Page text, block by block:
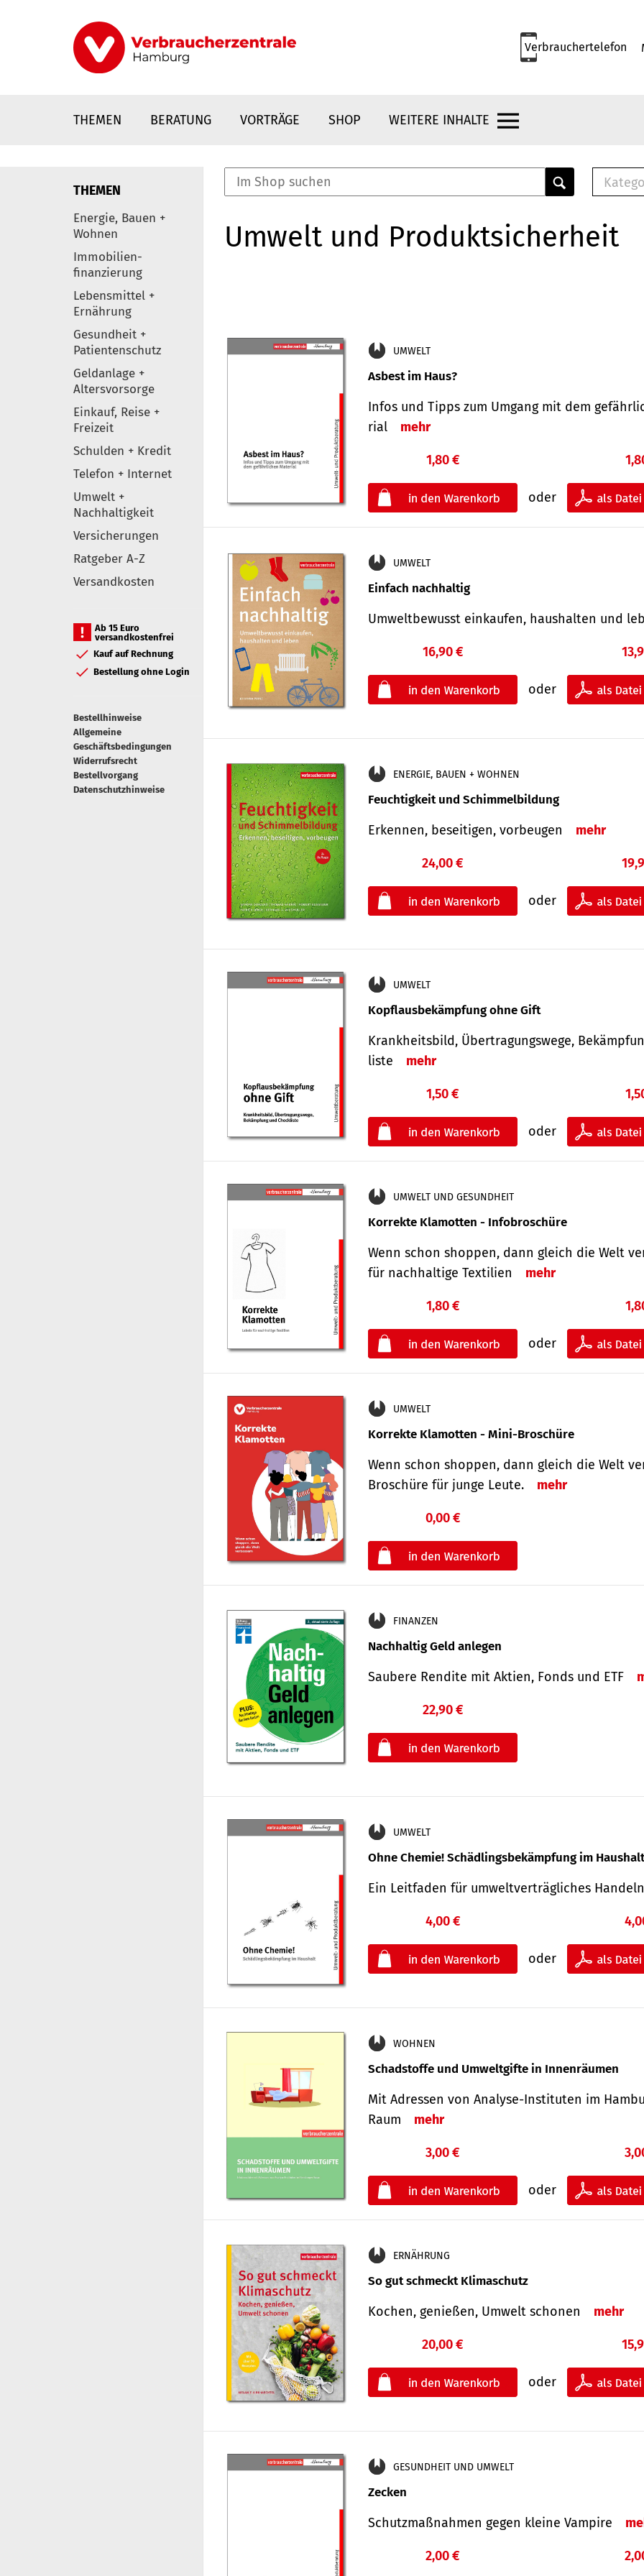
Verbrauchertelefon
THEMEN BERATUNG VORTRÄGE SHOP WEITERE INHALTE
Elemente
THEMEN
Energie, Bauen +
Wohnen
Immobilien-
finanzierung
Lebensmittel +
Ernährung
Gesundheit +
Patientenschutz
Geldanlage +
Altersvorsorge
Einkauf, Reise +
Freizeit
Schulden + Kredit
Telefon + Internet
Umwelt +
Nachhaltigkeit
Versicherungen
Ratgeber A-Z
Versandkosten
Ab 15 Euro
versandkostenfrei
Kauf auf Rechnung
Bestellung ohne Login
Bestellhinweise
Allgemeine
Geschäftsbedingungen
Widerrufsrecht
Bestellvorgang
Datenschutzhinweise
Umwelt und Produktsicherheit
UMWELT
Asbest im Haus?
Infos und Tipps zum Um­gang mit dem
rial
mehr
1,80 €
oder
UMWELT
Einfach nachhaltig
Umweltbewusst einkaufen, haushalten und
16,90 €
oder
ENERGIE, BAUEN + WOHNEN
Feuchtigkeit und Schimmelbildung
Erkennen, beseitigen, vorbeugen mehr
24,00 €
oder
UMWELT
Kopflausbekämpfung ohne Gift
Krankheits­bild, Übertra­gungs­wege,
liste
mehr
1,50 €
oder
UMWELT UND GESUNDHEIT
Korrekte Klamotten - Infobroschüre
Wenn schon shoppen, dann gleich die Welt
für nachhaltige Textilien
mehr
1,80 €
oder
UMWELT
Korrekte Klamotten - Mini-Broschüre
Wenn schon shoppen, dann gleich die Welt
Broschüre für junge Leute.
mehr
0,00 €
FINANZEN
Nachhaltig Geld anlegen
Saubere Rendite mit Aktien, Fonds und ETF
22,90 €
UMWELT
Ohne Chemie! Schädlingsbekämpfung im Haushalt
Ein Leitfaden für um­welt­ver­träg­liches Han­deln
4,00 €
oder
WOHNEN
Schadstoffe und Umweltgifte in Innenräumen
Mit Adressen von Analyse-Insti­tuten im
Raum
mehr
3,00 €
oder
ERNÄHRUNG
So gut schmeckt Klimaschutz
Kochen, genießen, Umwelt schonen mehr
20,00 €
oder
GESUNDHEIT UND UMWELT
Zecken
Schutz­maß­nahmen gegen kleine Vampire
2,00 €